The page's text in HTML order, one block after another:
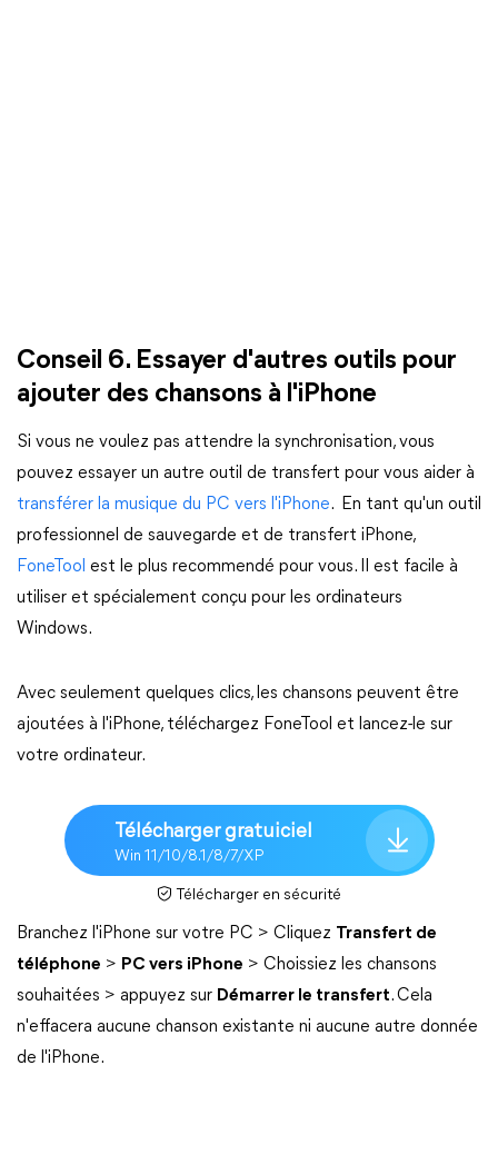
Conseil 6. Essayer d'autres outils pour
ajouter des chansons à l'iPhone
Si vous ne voulez pas attendre la synchronisation, vous
pouvez essayer un autre outil de transfert pour vous aider à
transférer la musique du PC vers l'iPhone. En tant qu'un outil
professionnel de sauvegarde et de transfert iPhone,
FoneTool est le plus recommendé pour vous. Il est facile à
utiliser et spécialement conçu pour les ordinateurs
Windows.
Avec seulement quelques clics, les chansons peuvent être
ajoutées à l'iPhone, téléchargez FoneTool et lancez-le sur
votre ordinateur.
Télécharger gratuiciel
Win 11/10/8.1/8/7/XP
Télécharger en sécurité
Branchez l'iPhone sur votre PC > Cliquez Transfert de
téléphone > PC vers iPhone > Choissiez les chansons
souhaitées > appuyez sur Démarrer le transfert. Cela
n'effacera aucune chanson existante ni aucune autre donnée
de l'iPhone.